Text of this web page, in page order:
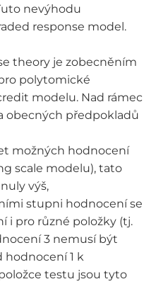
nevýhodu
response model.
theory je zobecněním
polytomické
modelu. Nad rámec
obecných předpokladů
možných hodnocení
scale modelu), tato
výš,
stupni hodnocení se
i pro různé položky (tj.
3 nemusí být
1 k
testu jsou tyto